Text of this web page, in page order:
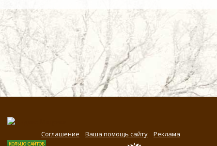
Соглашение Ваша помощь сайту Реклама